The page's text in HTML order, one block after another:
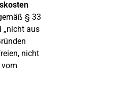
§ 33
„nicht aus
nicht
vom